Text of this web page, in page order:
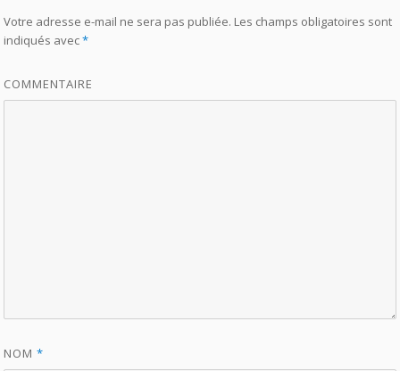
Votre adresse e-mail ne sera pas publiée. Les champs obligatoires sont
indiqués avec*
COMMENTAIRE
NOM*